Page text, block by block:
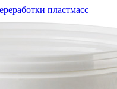
пластмасс